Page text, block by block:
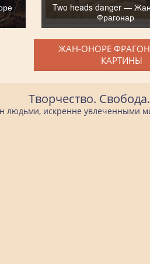
Two heads danger —
Фрагонар
ЖАН-ОНОРЕ
КАРТИНЫ
Творчество.
людьми, искренне увлеченными